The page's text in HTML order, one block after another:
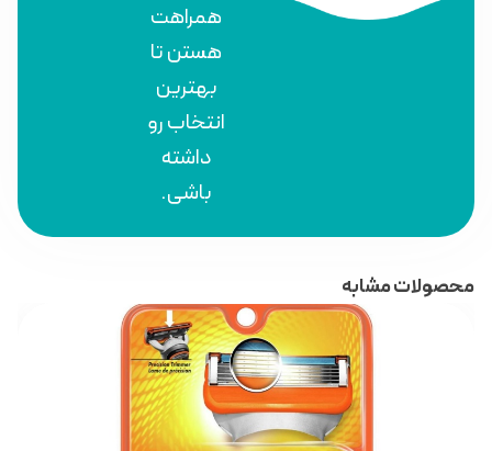
همراهت
هستن تا
بهترین
انتخاب رو
داشته
باشی.
محصولات مشابه